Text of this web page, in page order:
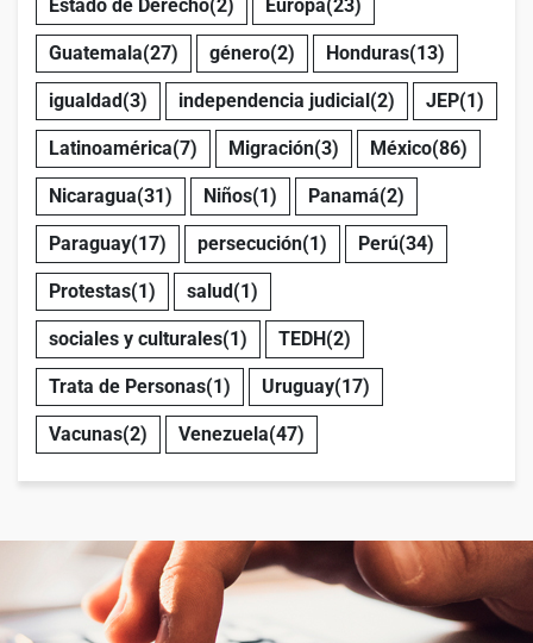
Estado de Derecho(2) Europa(23)
Guatemala(27) género(2) Honduras(13)
igualdad(3) independencia judicial(2) JEP(1)
Latinoamérica(7) Migración(3) México(86)
Nicaragua(31) Niños(1) Panamá(2)
Paraguay(17) persecución(1) Perú(34)
Protestas(1) salud(1)
sociales y culturales(1) TEDH(2)
Trata de Personas(1) Uruguay(17)
Vacunas(2) Venezuela(47)